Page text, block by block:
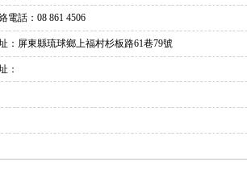
電話：08 861 4506
：屏東縣琉球鄉上福村杉板路61巷79號
：